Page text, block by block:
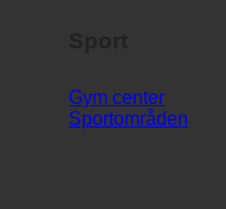
Gym center
Sportområden